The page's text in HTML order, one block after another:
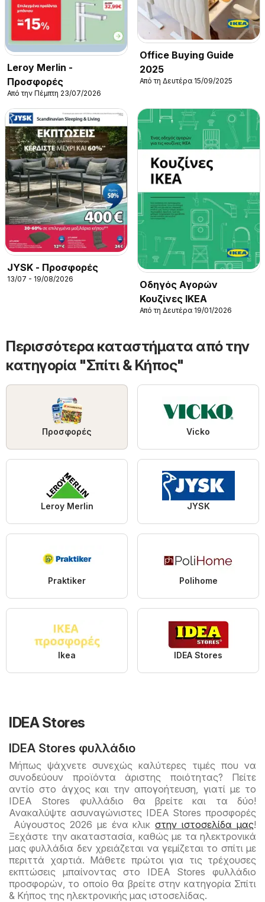
Leroy Merlin -
Προσφορές
Από την Πέμπτη 23/07/2026
Office Buying Guide
2025
Από τη Δευτέρα 15/09/2025
JYSK - Προσφορές
13/07 - 19/08/2026
Οδηγός Αγορών
Κουζίνες IKEA
Από τη Δευτέρα 19/01/2026
Περισσότερα καταστήματα από την
κατηγορία "Σπίτι & Κήπος"
Προσφορές Vicko
Leroy Merlin JYSK
Praktiker Polihome
Ikea IDEA Stores
IDEA Stores
IDEA Stores φυλλάδιο
Μήπως ψάχνετε συνεχώς καλύτερες τιμές που να
συνοδεύουν προϊόντα άριστης ποιότητας? Πείτε
αντίο στο άγχος και την απογοήτευση, γιατί με το
IDEA Stores φυλλάδιο θα βρείτε και τα δύο!
Ανακαλύψτε ασυναγώνιστες IDEA Stores προσφορές
Αύγουστος 2026 με ένα κλικστην ιστοσελίδα μας!
Ξεχάστε την ακαταστασία, καθώς με τα ηλεκτρονικά
μας φυλλάδια δεν χρειάζεται να γεμίζεται το σπίτι με
περιττά χαρτιά. Μάθετε πρώτοι για τις τρέχουσες
εκπτώσεις μπαίνοντας στο IDEA Stores φυλλάδιο
προσφορών, το οποίο θα βρείτε στην κατηγορία Σπίτι
& Κήπος της ηλεκτρονικής μας ιστοσελίδας.